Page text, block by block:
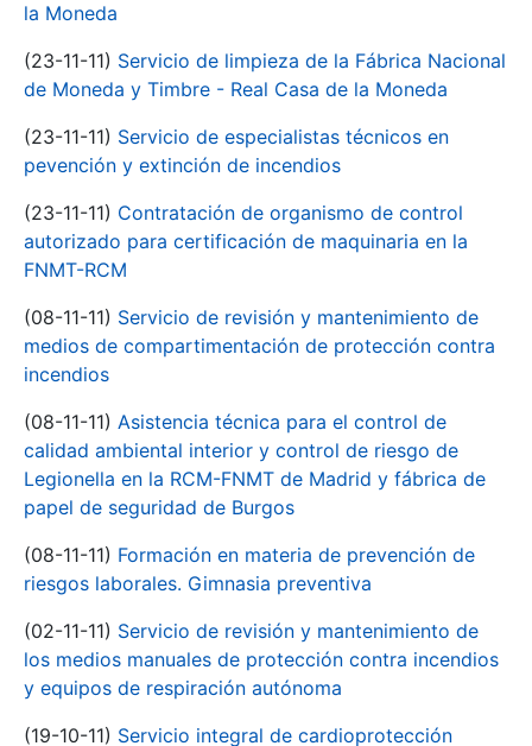
la Moneda
(23-11-11) Servicio de limpieza de la Fábrica Nacional
de Moneda y Timbre - Real Casa de la Moneda
(23-11-11) Servicio de especialistas técnicos en
pevención y extinción de incendios
(23-11-11) Contratación de organismo de control
autorizado para certificación de maquinaria en la
FNMT-RCM
(08-11-11) Servicio de revisión y mantenimiento de
medios de compartimentación de protección contra
incendios
(08-11-11) Asistencia técnica para el control de
calidad ambiental interior y control de riesgo de
Legionella en la RCM-FNMT de Madrid y fábrica de
papel de seguridad de Burgos
(08-11-11) Formación en materia de prevención de
riesgos laborales. Gimnasia preventiva
(02-11-11) Servicio de revisión y mantenimiento de
los medios manuales de protección contra incendios
y equipos de respiración autónoma
(19-10-11) Servicio integral de cardioprotección